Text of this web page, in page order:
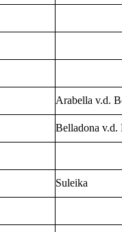
Arabella v.d.
Belladona v.d.
Suleika